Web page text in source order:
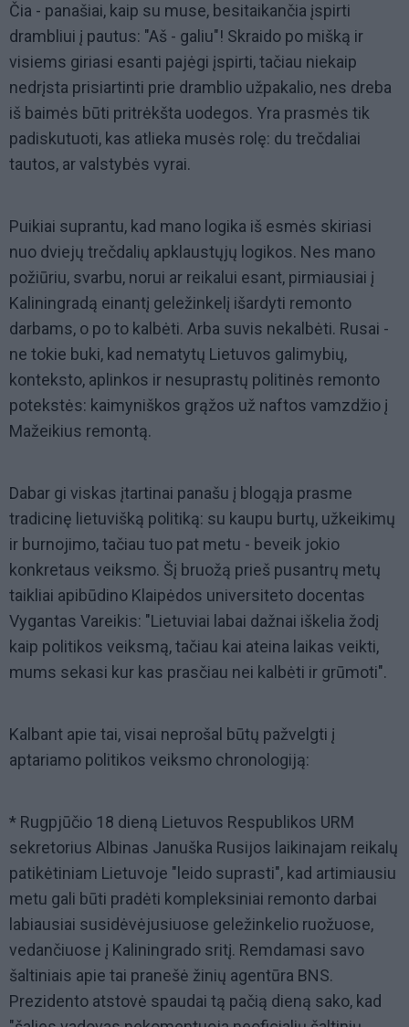
Čia - panašiai, kaip su muse, besitaikančia įspirti
drambliui į pautus: "Aš - galiu"! Skraido po mišką ir
visiems giriasi esanti pajėgi įspirti, tačiau niekaip
nedrįsta prisiartinti prie dramblio užpakalio, nes dreba
iš baimės būti pritrėkšta uodegos. Yra prasmės tik
padiskutuoti, kas atlieka musės rolę: du trečdaliai
tautos, ar valstybės vyrai.
Puikiai suprantu, kad mano logika iš esmės skiriasi
nuo dviejų trečdalių apklaustųjų logikos. Nes mano
požiūriu, svarbu, norui ar reikalui esant, pirmiausiai į
Kaliningradą einantį geležinkelį išardyti remonto
darbams, o po to kalbėti. Arba suvis nekalbėti. Rusai -
ne tokie buki, kad nematytų Lietuvos galimybių,
konteksto, aplinkos ir nesuprastų politinės remonto
potekstės: kaimyniškos grąžos už naftos vamzdžio į
Mažeikius remontą.
Dabar gi viskas įtartinai panašu į blogąja prasme
tradicinę lietuvišką politiką: su kaupu burtų, užkeikimų
ir burnojimo, tačiau tuo pat metu - beveik jokio
konkretaus veiksmo. Šį bruožą prieš pusantrų metų
taikliai apibūdino Klaipėdos universiteto docentas
Vygantas Vareikis: "Lietuviai labai dažnai iškelia žodį
kaip politikos veiksmą, tačiau kai ateina laikas veikti,
mums sekasi kur kas prasčiau nei kalbėti ir grūmoti".
Kalbant apie tai, visai neprošal būtų pažvelgti į
aptariamo politikos veiksmo chronologiją:
* Rugpjūčio 18 dieną Lietuvos Respublikos URM
sekretorius Albinas Januška Rusijos laikinajam reikalų
patikėtiniam Lietuvoje "leido suprasti", kad artimiausiu
metu gali būti pradėti kompleksiniai remonto darbai
labiausiai susidėvėjusiuose geležinkelio ruožuose,
vedančiuose į Kaliningrado sritį. Remdamasi savo
šaltiniais apie tai pranešė žinių agentūra BNS.
Prezidento atstovė spaudai tą pačią dieną sako, kad